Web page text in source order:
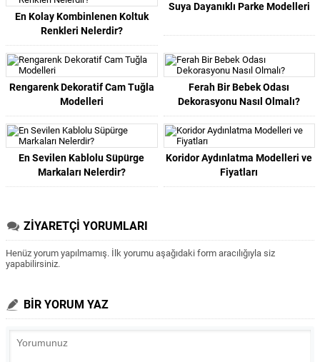
En Kolay Kombinlenen Koltuk
Renkleri Nelerdir?
Suya Dayanıklı Parke Modelleri
Rengarenk Dekoratif Cam Tuğla
Modelleri
Ferah Bir Bebek Odası
Dekorasyonu Nasıl Olmalı?
En Sevilen Kablolu Süpürge
Markaları Nelerdir?
Koridor Aydınlatma Modelleri ve
Fiyatları
ZİYARETÇİ YORUMLARI
Henüz yorum yapılmamış. İlk yorumu aşağıdaki form aracılığıyla siz
yapabilirsiniz.
BİR YORUM YAZ